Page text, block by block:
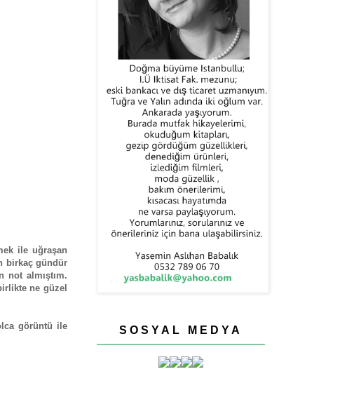
ile uğraşan
birkaç gündür
almıştım.
ne güzel
görüntü ile
SOSYAL MEDYA